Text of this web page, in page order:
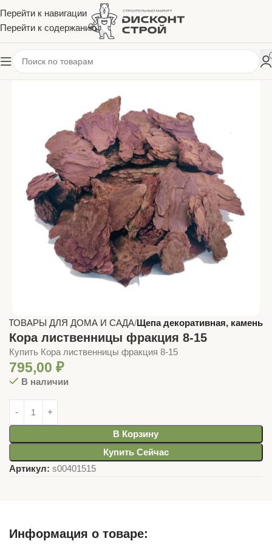
Перейти к навигации
Перейти к содержанию
ТОВАРЫ ДЛЯ ДОМА И САДА Щепа декоративная, камень
Кора лиственницы фракция 8-15
Купить Кора лиственницы фракция 8-15
795,00 ₽
В наличии
В Корзину
Купить Сейчас
Артикул: s00401515
Информация о товаре: